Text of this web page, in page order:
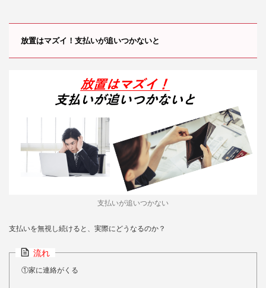
放置はマズイ！支払いが追いつかないと
支払いが追いつかない
支払いを無視し続けると、実際にどうなるのか？
流れ
①家に連絡がくる